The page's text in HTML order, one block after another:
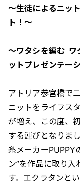
〜生徒によるニッ
ト！〜
〜ワタシを編む
ットプレゼンテー
アトリア参宮橋で
ニットをライフス
が増え、この度、
する運びとなりま
糸メーカーPUPPY
ン”を作品に取り
す。エクラタンと